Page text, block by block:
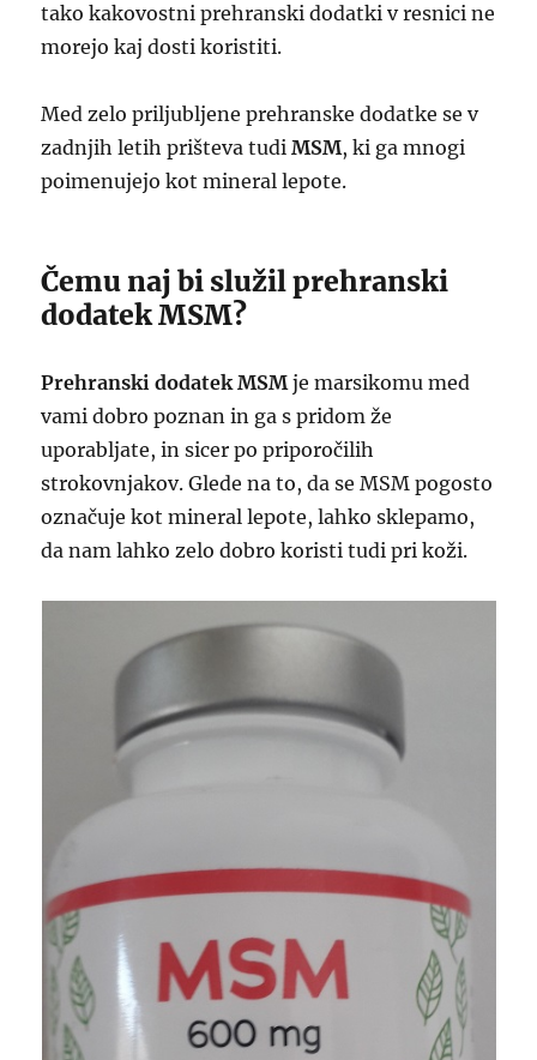
tako kakovostni prehranski dodatki v resnici ne
morejo kaj dosti koristiti.
Med zelo priljubljene prehranske dodatke se v
zadnjih letih prišteva tudiMSM, ki ga mnogi
poimenujejo kot mineral lepote.
Čemu naj bi služil prehranski
dodatek MSM?
Prehranski dodatek MSMje marsikomu med
vami dobro poznan in ga s pridom že
uporabljate, in sicer po priporočilih
strokovnjakov. Glede na to, da se MSM pogosto
označuje kot mineral lepote, lahko sklepamo,
da nam lahko zelo dobro koristi tudi pri koži.